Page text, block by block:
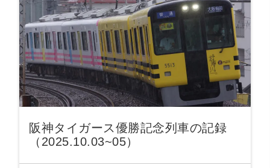
阪神タイガース優勝記念列車の記録
（2025.10.03~05）